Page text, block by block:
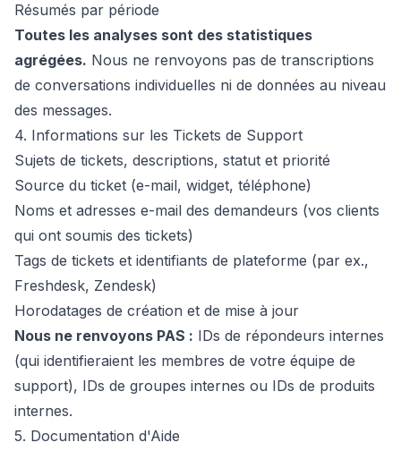
Résumés par période
Toutes les analyses sont des statistiques
agrégées. Nous ne renvoyons pas de transcriptions
de conversations individuelles ni de données au niveau
des messages.
4. Informations sur les Tickets de Support
Sujets de tickets, descriptions, statut et priorité
Source du ticket (e-mail, widget, téléphone)
Noms et adresses e-mail des demandeurs (vos clients
qui ont soumis des tickets)
Tags de tickets et identifiants de plateforme (par ex.,
Freshdesk, Zendesk)
Horodatages de création et de mise à jour
Nous ne renvoyons PAS : IDs de répondeurs internes
(qui identifieraient les membres de votre équipe de
support), IDs de groupes internes ou IDs de produits
internes.
5. Documentation d'Aide